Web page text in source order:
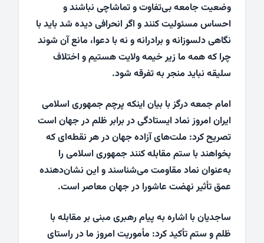
وضعیت جامعه بی‌تفاوت و تماشاچی نباشند و
احساس مسئولیت کنند و اگر انحرافی دیده شد باید با
نگاهی دلسوزانه و برادرانه و نه با دعوا، مانع آن شوند
چرا که همه ما زیر خیمه ولایت هستیم و اختلاف
سلیقه نباید منجر به تفرقه شود.
امام جمعه درگز با بیان اینکه پرچم جمهوری اسلامی
ایران امروز نماد ایستادگی در برابر ظلم در جهان است
تصریح کرد: ملت‌های آزاده جهان در هر نقطه‌ای که
بخواهند با ستم مقابله کنند جمهوری اسلامی را
به‌عنوان نماد مقاومت می‌شناسند و این نشان‌دهنده
عمق تأثیر نهضت عاشورا در جهان معاصر است.
ساجدیان با اشاره به پیام رهبری مبنی بر مقابله با
ظلم و ستم تأکید کرد: مأموریت امروز ما در راستای